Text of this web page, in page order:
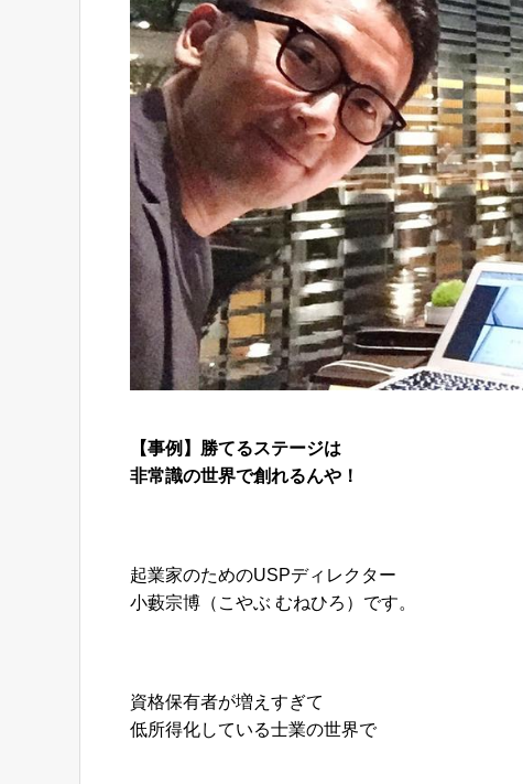
【事例】勝てるステージは
非常識の世界で創れるんや！
起業家のためのUSPディレクター
小藪宗博（こやぶ むねひろ）です。
資格保有者が増えすぎて
低所得化している士業の世界で